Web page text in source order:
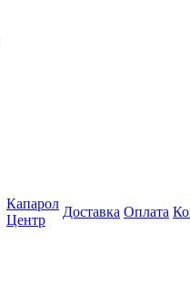
Капарол
Центр
Доставка Оплата